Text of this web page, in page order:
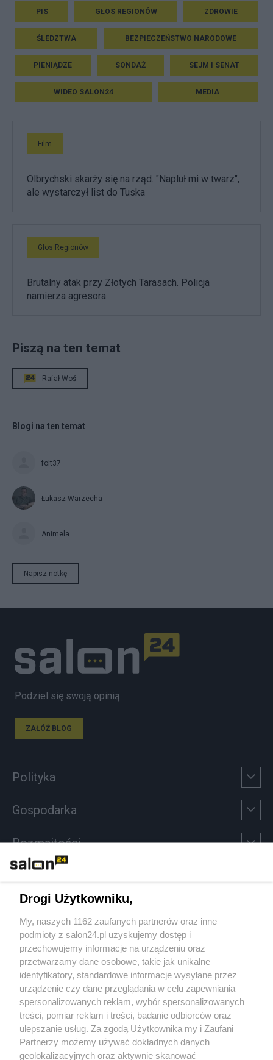
PIS GŁOS REGIONÓW ZDROWIE
ŚLEDZTWA BEZPIECZEŃSTWO NARODOWE
PIENIĄDZE SONDAŻ SEJM I SENAT
WIDEO SALON24 MEDIA
Film
Olbrychski skarży się na rząd. "Napluł mi w twarz",
ale wystarczył list do Tuska
Głos Regionów
Brutalny atak przy Złotych Tarasach. Policja
namierza agresora
Piszą na ten temat
Rafał Woś
Blogi na ten temat
folt37
Łukasz Warzecha
Animela
Napisz notkę
Podziel się swoją opinią
ZAŁÓŻ BLOG
Polityka
Gospodarka
Rozmaitości
Sport
Społeczeństwo
Kultura
X Facebook Instagram Youtube
Drogi Użytkowniku,
My, naszych 1162 zaufanych partnerów oraz inne
podmioty z salon24.pl uzyskujemy dostęp i
przechowujemy informacje na urządzeniu oraz
przetwarzamy dane osobowe, takie jak unikalne
identyfikatory, standardowe informacje wysyłane przez
urządzenie czy dane przeglądania w celu zapewniania
spersonalizowanych reklam, wybór spersonalizowanych
treści, pomiar reklam i treści, badanie odbiorców oraz
ulepszanie usług. Za zgodą Użytkownika my i Zaufani
Partnerzy możemy używać dokładnych danych
geolokalizacyjnych oraz aktywnie skanować